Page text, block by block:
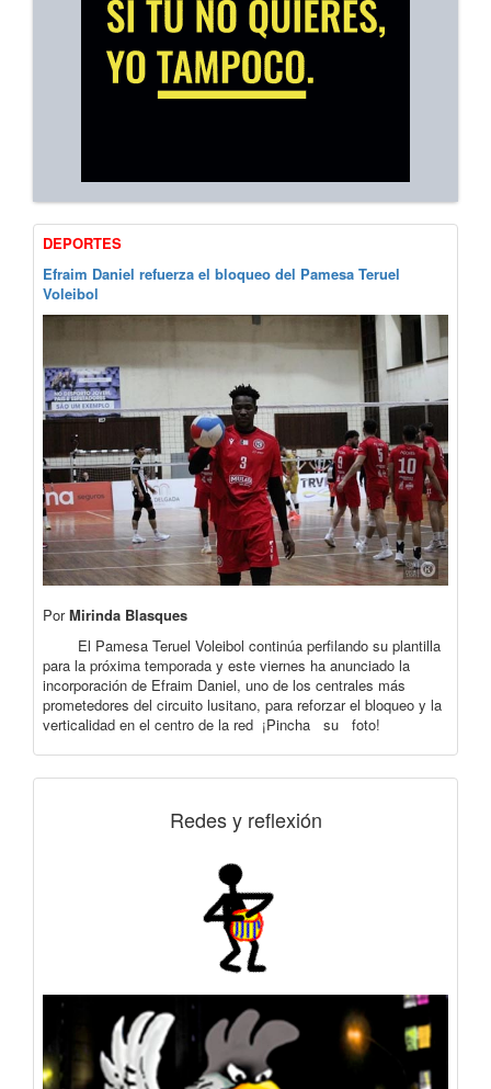
DEPORTES
Efraim Daniel refuerza el bloqueo del Pamesa Teruel
Voleibol
PorMirinda Blasques
El Pamesa Teruel Voleibol continúa perfilando su plantilla
para la próxima temporada y este viernes ha anunciado la
incorporación de Efraim Daniel, uno de los centrales más
prometedores del circuito lusitano, para reforzar el bloqueo y la
verticalidad en el centro de la red ¡Pincha su foto!
Redes y reflexión